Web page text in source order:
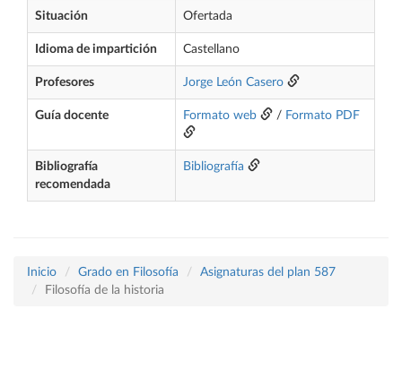
Situación Ofertada
Idioma de impartición Castellano
Profesores Jorge León Casero
Guía docente Formato web / Formato PDF
Bibliografía
recomendada
Bibliografía
Inicio Grado en Filosofía
Asignaturas del plan 587
Filosofía de la historia